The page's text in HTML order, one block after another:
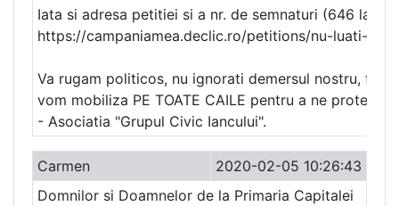
Iata si adresa petitiei si a nr. de semnaturi (646 la
https://campaniamea.declic.ro/petitions/nu-luati-
Va rugam politicos, nu ignorati demersul nostru,
vom mobiliza PE TOATE CAILE pentru a ne proteja
- Asociatia "Grupul Civic Iancului".
Carmen
2020-02-05 10:26:43
Domnilor si Doamnelor de la Primaria Capitalei